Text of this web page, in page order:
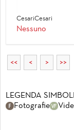
CesariCesari
Nessuno
<< < > >>
LEGENDA SIMBOLI
Fotografie